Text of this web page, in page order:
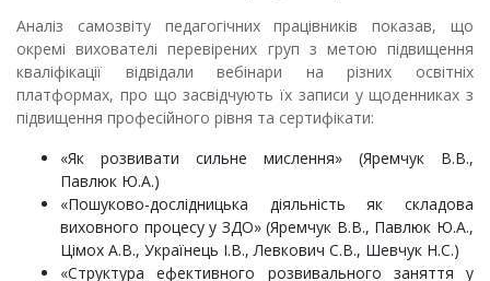
Аналіз самозвіту педагогічних працівників показав, що
окремі вихователі перевірених груп з метою підвищення
кваліфікації відвідали вебінари на різних освітніх
платформах, про що засвідчують їх записи у щоденниках з
підвищення професійного рівня та сертифікати:
«Як розвивати сильне мислення» (Яремчук В.В.,
Павлюк Ю.А.)
«Пошуково-дослідницька діяльність як складова
виховного процесу у ЗДО» (Яремчук В.В., Павлюк Ю.А.,
Цімох А.В., Українець І.В., Левкович С.В., Шевчук Н.С.)
«Структура ефективного розвивального заняття у